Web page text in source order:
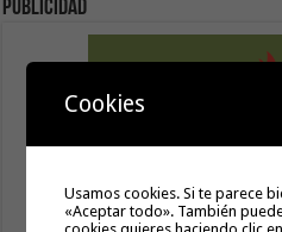
Publicidad
Cookies
Usamos cookies. Si te parece
«Aceptar todo». También